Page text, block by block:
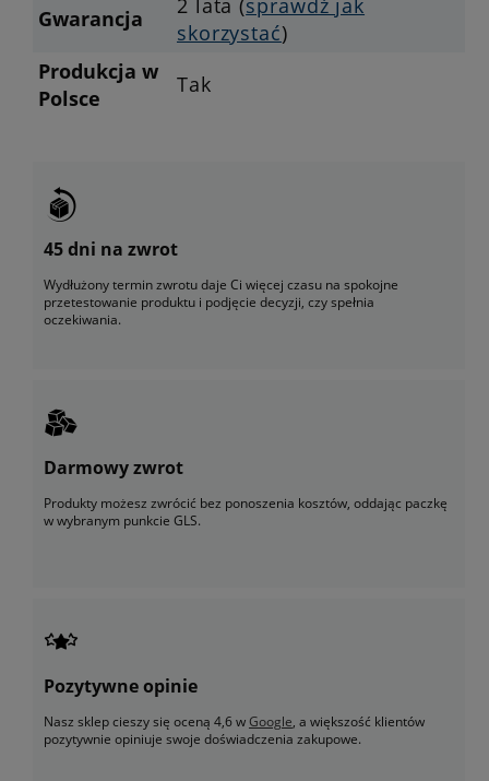
Gwarancja 2 lata (sprawdź jak
skorzystać)
Produkcja w
Polsce
Tak
45 dni na zwrot
Wydłużony termin zwrotu daje Ci więcej czasu na spokojne
przetestowanie produktu i podjęcie decyzji, czy spełnia
oczekiwania.
Darmowy zwrot
Produkty możesz zwrócić bez ponoszenia kosztów, oddając paczkę
w wybranym punkcie GLS.
Pozytywne opinie
Nasz sklep cieszy się oceną 4,6 wGoogle, a większość klientów
pozytywnie opiniuje swoje doświadczenia zakupowe.